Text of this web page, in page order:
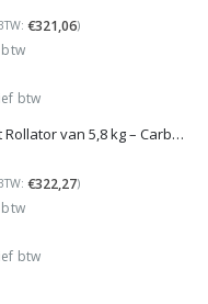
€321,06)
btw
Homecare lichtgewicht Rollator van 5,8 kg – Carbon rollator tot 150 kg draaggewicht – Dubbel opvouwbaar en inclusief reistas - Groen
€322,27)
btw